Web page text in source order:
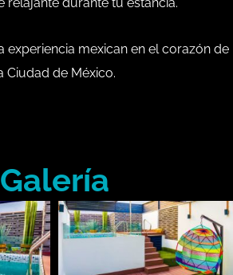
experiencia mexican en el corazón de
Ciudad de México.
Galería